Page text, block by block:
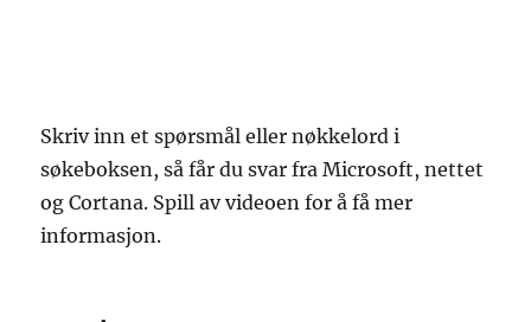
Skriv inn et spørsmål eller nøkkelord i
søkeboksen, så får du svar fra Microsoft, nettet
og Cortana. Spill av videoen for å få mer
informasjon.